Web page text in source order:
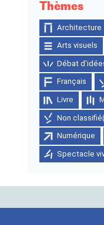
Thèmes
Architecture
Arts visuels
Débat
Français
Livre
Non
Numérique
Spectacle